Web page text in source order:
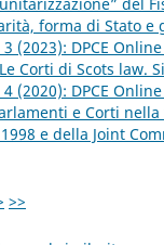
forma di Stato
(2023): DPCE
Le Corti di Scots law.
(2020): DPCE
e Corti
e della Joint
>>